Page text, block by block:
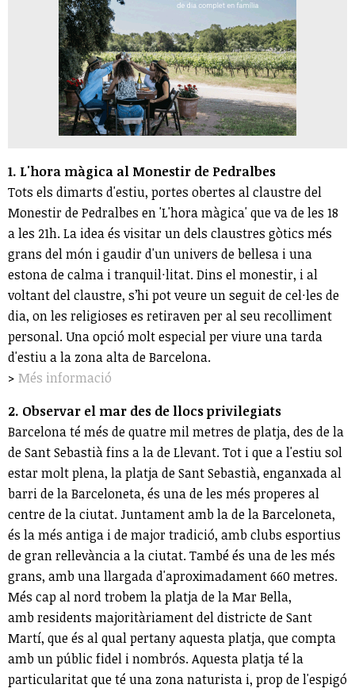
1. L'hora màgica al Monestir de Pedralbes
Tots els dimarts d'estiu, portes obertes al claustre del
Monestir de Pedralbes en 'L'hora màgica' que va de les 18
a les 21h. La idea és visitar un dels claustres gòtics més
grans del món i gaudir d'un univers de bellesa i una
estona de calma i tranquil·litat. Dins el monestir, i al
voltant del claustre, s’hi pot veure un seguit de cel·les de
dia, on les religioses es retiraven per al seu recolliment
personal. Una opció molt especial per viure una tarda
d'estiu a la zona alta de Barcelona.
> Més informació
2. Observar el mar des de llocs privilegiats
Barcelona té més de quatre mil metres de platja, des de la
de Sant Sebastià fins a la de Llevant. Tot i que a l'estiu sol
estar molt plena, la platja de Sant Sebastià, enganxada al
barri de la Barceloneta, és una de les més properes al
centre de la ciutat. Juntament amb la de la Barceloneta,
és la més antiga i de major tradició, amb clubs esportius
de gran rellevància a la ciutat. També és una de les més
grans, amb una llargada d'aproximadament 660 metres.
Més cap al nord trobem la platja de la Mar Bella,
amb residents majoritàriament del districte de Sant
Martí, que és al qual pertany aquesta platja, que compta
amb un públic fidel i nombrós. Aquesta platja té la
particularitat que té una zona naturista i, prop de l'espigó